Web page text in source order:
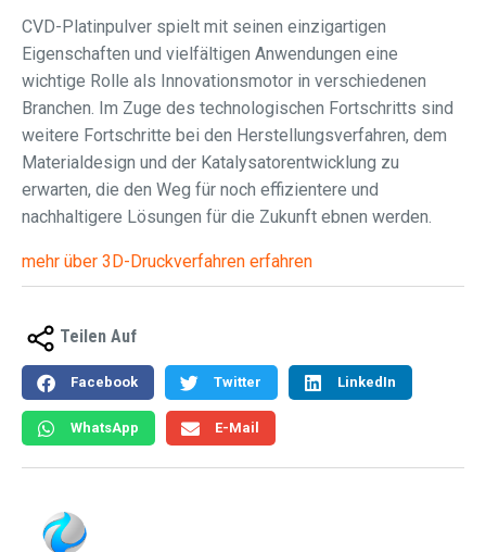
CVD-Platinpulver spielt mit seinen einzigartigen
Eigenschaften und vielfältigen Anwendungen eine
wichtige Rolle als Innovationsmotor in verschiedenen
Branchen. Im Zuge des technologischen Fortschritts sind
weitere Fortschritte bei den Herstellungsverfahren, dem
Materialdesign und der Katalysatorentwicklung zu
erwarten, die den Weg für noch effizientere und
nachhaltigere Lösungen für die Zukunft ebnen werden.
mehr über 3D-Druckverfahren erfahren
Teilen Auf
Facebook Twitter LinkedIn
WhatsApp E-Mail